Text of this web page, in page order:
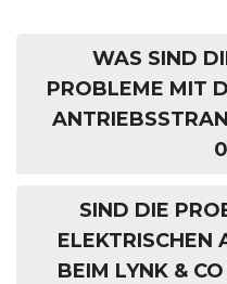
WAS SIND
PROBLEME MIT
SIND DIE
ELEKTRISCHEN
BEIM LYNK &